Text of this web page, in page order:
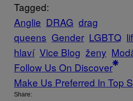
Tagged:
Anglie DRAG drag
queens Gender LGBTQ
hlaví Vice Blog ženy
Follow Us On Discover
Make Us Preferred In Top
Share: